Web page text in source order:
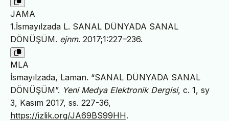
JAMA
1.İsmayılzada L. SANAL DÜNYADA SANAL
DÖNÜŞÜM. ejnm. 2017;1:227–236.
MLA
İsmayılzada, Laman. “SANAL DÜNYADA SANAL
DÖNÜŞÜM”. Yeni Medya Elektronik Dergisi, c. 1, sy
3, Kasım 2017, ss. 227-36,
https://izlik.org/JA69BS99HH.